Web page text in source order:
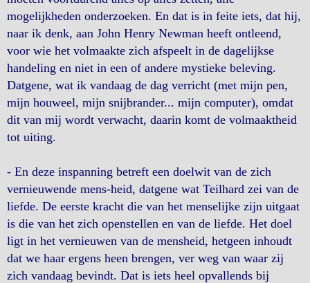
mogelijkheden onderzoeken. En dat is in feite iets, dat hij,
naar ik denk, aan John Henry Newman heeft ontleend,
voor wie het volmaakte zich afspeelt in de dagelijkse
handeling en niet in een of andere mystieke beleving.
Datgene, wat ik vandaag de dag verricht (met mijn pen,
mijn houweel, mijn snijbrander... mijn computer), omdat
dit van mij wordt verwacht, daarin komt de volmaaktheid
tot uiting.
- En deze inspanning betreft een doelwit van de zich
vernieuwende mens-heid, datgene wat Teilhard zei van de
liefde. De eerste kracht die van het menselijke zijn uitgaat
is die van het zich openstellen en van de liefde. Het doel
ligt in het vernieuwen van de mensheid, hetgeen inhoudt
dat we haar ergens heen brengen, ver weg van waar zij
zich vandaag bevindt. Dat is iets heel opvallends bij